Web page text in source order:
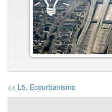
<< L5. Ecourbanismo